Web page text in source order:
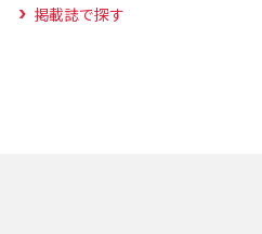
掲載誌で探す